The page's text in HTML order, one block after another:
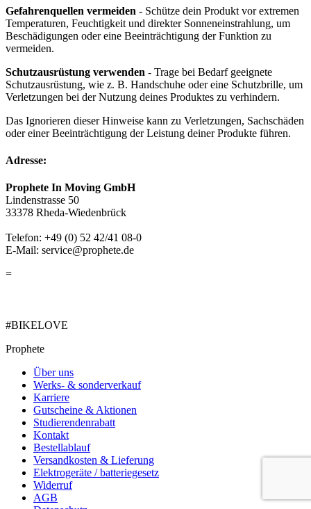
Gefahrenquellen vermeiden - Schütze dein Produkt vor extremen
Temperaturen, Feuchtigkeit und direkter Sonneneinstrahlung, um
Beschädigungen oder eine Beeinträchtigung der Funktion zu
vermeiden.
Schutzausrüstung verwenden - Trage bei Bedarf geeignete
Schutzausrüstung, wie z. B. Handschuhe oder eine Schutzbrille, um
Verletzungen bei der Nutzung deines Produktes zu verhindern.
Das Ignorieren dieser Hinweise kann zu Verletzungen, Sachschäden
oder einer Beeinträchtigung der Leistung deiner Produkte führen.
Adresse:
Prophete In Moving GmbH
Lindenstrasse 50
33378 Rheda-Wiedenbrück
Telefon: +49 (0) 52 42/41 08-0
E-Mail: service@prophete.de
=
#BIKELOVE
Prophete
Über uns
Werks- & sonderverkauf
Karriere
Gutscheine & Aktionen
Studierendenrabatt
Kontakt
Bestellablauf
Versandkosten & Lieferung
Elektrogeräte / batteriegesetz
Widerruf
AGB